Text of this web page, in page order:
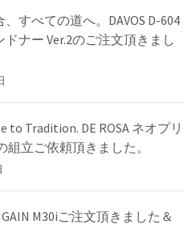
、すべての道へ。DAVOS D-604
ドナー Ver.2のご注文頂きまし
to Tradition. DE ROSA ネオプリ
組立ご依頼頂きました。
GAIN M30iご注文頂きました＆